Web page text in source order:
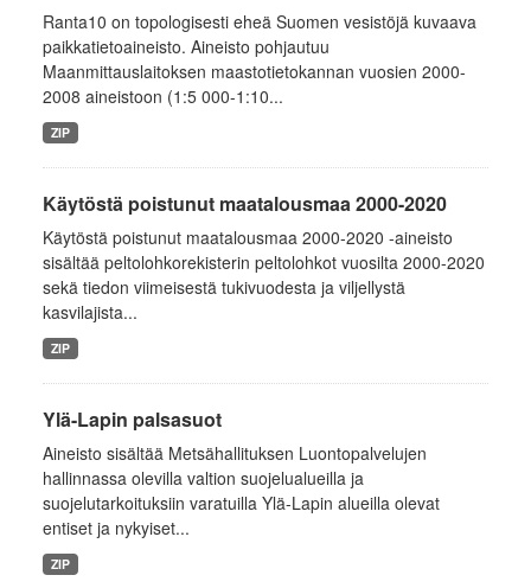
Ranta10 on topologisesti eheä Suomen vesistöjä kuvaava
paikkatietoaineisto. Aineisto pohjautuu
Maanmittauslaitoksen maastotietokannan vuosien 2000-
2008 aineistoon (1:5 000-1:10...
ZIP
Käytöstä poistunut maatalousmaa 2000-2020
Käytöstä poistunut maatalousmaa 2000-2020 -aineisto
sisältää peltolohkorekisterin peltolohkot vuosilta 2000-2020
sekä tiedon viimeisestä tukivuodesta ja viljellystä
kasvilajista...
ZIP
Ylä-Lapin palsasuot
Aineisto sisältää Metsähallituksen Luontopalvelujen
hallinnassa olevilla valtion suojelualueilla ja
suojelutarkoituksiin varatuilla Ylä-Lapin alueilla olevat
entiset ja nykyiset...
ZIP